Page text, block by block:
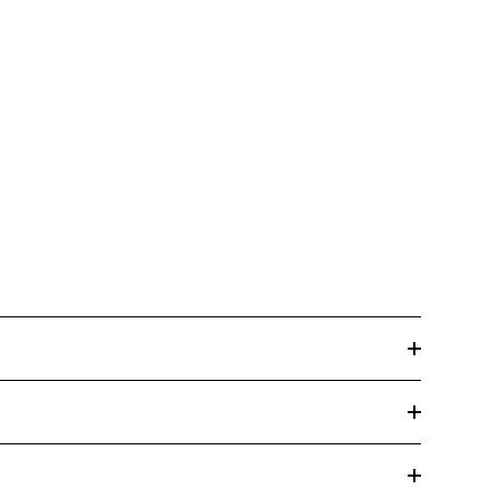
bir hava katar.Sonbahar - Kış mevsiminde
günlük kullanım için mükemmeldir.